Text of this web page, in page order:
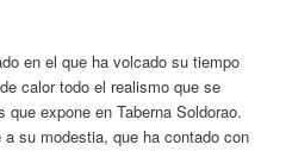
en el que ha volcado su tiempo
calor todo el realismo que se
que expone en Taberna Soldorao.
su modestia, que ha contado con